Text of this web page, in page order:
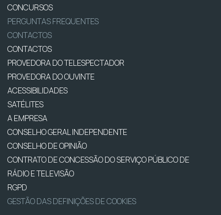
CONCURSOS
PERGUNTAS FREQUENTES
CONTACTOS
CONTACTOS
PROVEDORA DO TELESPECTADOR
PROVEDORA DO OUVINTE
ACESSIBILIDADES
SATÉLITES
A EMPRESA
CONSELHO GERAL INDEPENDENTE
CONSELHO DE OPINIÃO
CONTRATO DE CONCESSÃO DO SERVIÇO PÚBLICO DE
RÁDIO E TELEVISÃO
RGPD
GESTÃO DAS DEFINIÇÕES DE COOKIES